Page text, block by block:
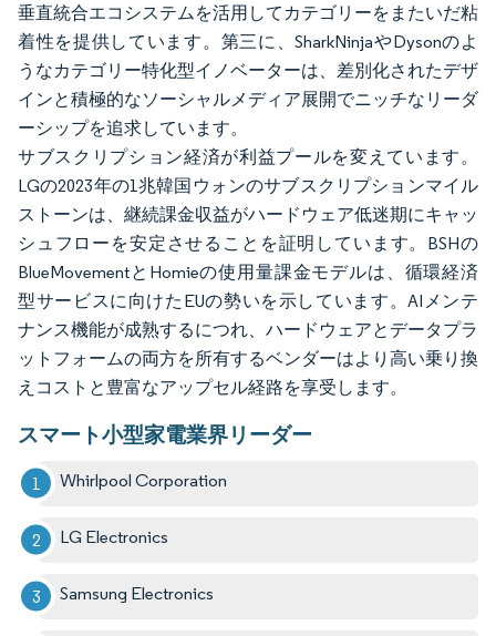
垂直統合エコシステムを活用してカテゴリーをまたいだ粘
着性を提供しています。第三に、SharkNinjaやDysonのよ
うなカテゴリー特化型イノベーターは、差別化されたデザ
インと積極的なソーシャルメディア展開でニッチなリーダ
ーシップを追求しています。
サブスクリプション経済が利益プールを変えています。
LGの2023年の1兆韓国ウォンのサブスクリプションマイル
ストーンは、継続課金収益がハードウェア低迷期にキャッ
シュフローを安定させることを証明しています。BSHの
BlueMovementとHomieの使用量課金モデルは、循環経済
型サービスに向けたEUの勢いを示しています。AIメンテ
ナンス機能が成熟するにつれ、ハードウェアとデータプラ
ットフォームの両方を所有するベンダーはより高い乗り換
えコストと豊富なアップセル経路を享受します。
スマート小型家電業界リーダー
Whirlpool Corporation
LG Electronics
Samsung Electronics